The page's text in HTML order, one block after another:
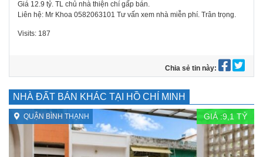
Giá 12.9 tỷ. TL chủ nhà thiện chí gấp bán.
Liên hệ: Mr Khoa 0582063101 Tư vấn xem nhà miễn phí. Trân trọng.
Visits: 187
Chia sẻ tin này:
NHÀ ĐẤT BÁN KHÁC TẠI HỒ CHÍ MINH
QUẬN BÌNH THẠNH GIÁ :9,1 TỶ